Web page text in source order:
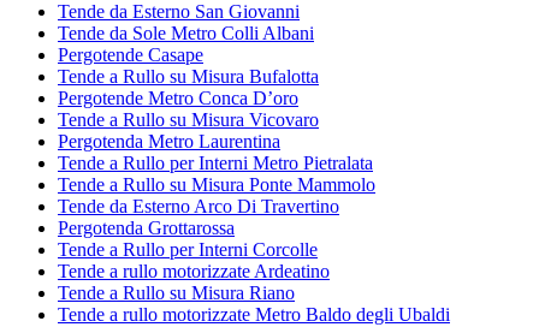
Tende da Esterno San Giovanni
Tende da Sole Metro Colli Albani
Pergotende Casape
Tende a Rullo su Misura Bufalotta
Pergotende Metro Conca D’oro
Tende a Rullo su Misura Vicovaro
Pergotenda Metro Laurentina
Tende a Rullo per Interni Metro Pietralata
Tende a Rullo su Misura Ponte Mammolo
Tende da Esterno Arco Di Travertino
Pergotenda Grottarossa
Tende a Rullo per Interni Corcolle
Tende a rullo motorizzate Ardeatino
Tende a Rullo su Misura Riano
Tende a rullo motorizzate Metro Baldo degli Ubaldi